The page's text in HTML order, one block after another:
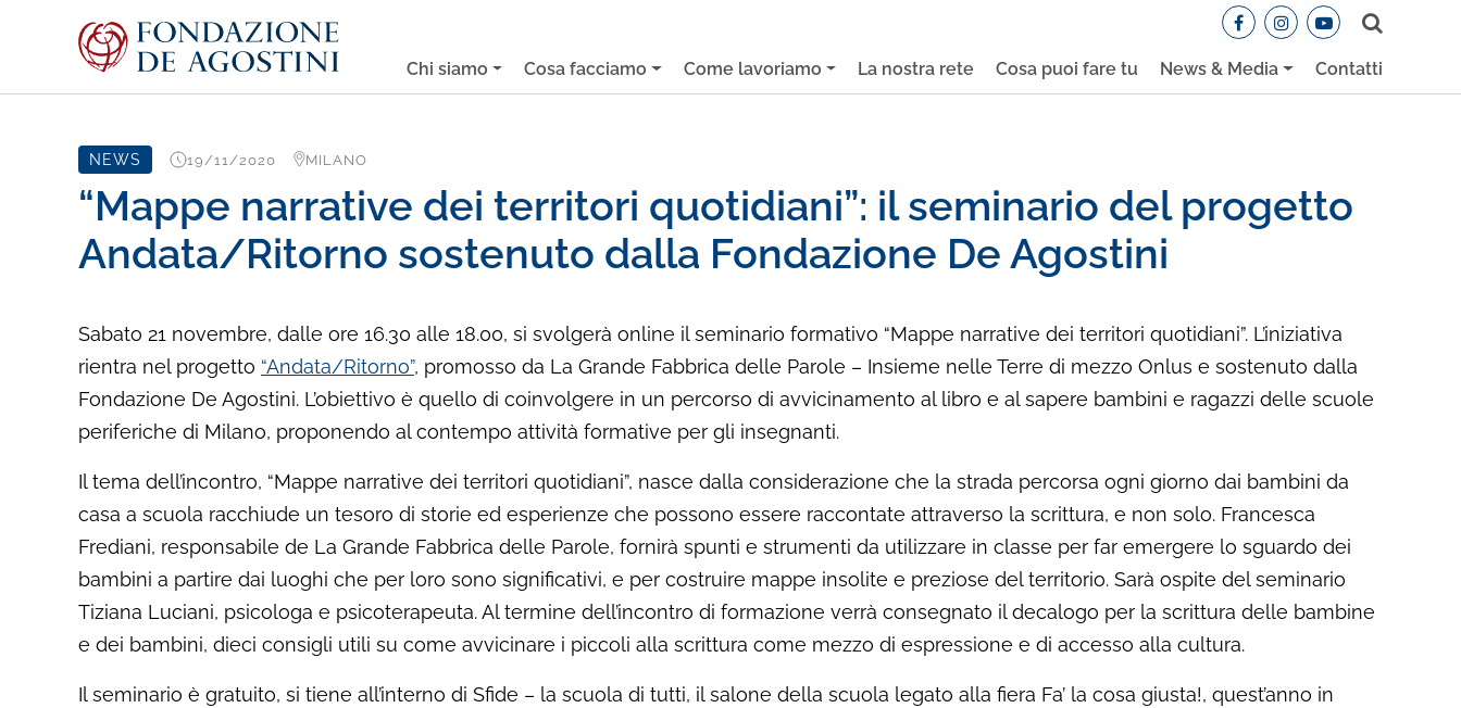
Cerca
Chi siamo Cosa facciamo Come lavoriamo La nostra rete Cosa puoi fare tu News & Media Contatti
NEWS 19/11/2020 MILANO
“Mappe narrative dei territori quotidiani”: il seminario del progetto
Andata/Ritorno sostenuto dalla Fondazione De Agostini
Sabato 21 novembre, dalle ore 16.30 alle 18.00, si svolgerà online il seminario formativo “Mappe narrative dei territori quotidiani”. L’iniziativa
rientra nel progetto “Andata/Ritorno”, promosso da La Grande Fabbrica delle Parole – Insieme nelle Terre di mezzo Onlus e sostenuto dalla
Fondazione De Agostini. L’obiettivo è quello di coinvolgere in un percorso di avvicinamento al libro e al sapere bambini e ragazzi delle scuole
periferiche di Milano, proponendo al contempo attività formative per gli insegnanti.
Il tema dell’incontro, “Mappe narrative dei territori quotidiani”, nasce dalla considerazione che la strada percorsa ogni giorno dai bambini da
casa a scuola racchiude un tesoro di storie ed esperienze che possono essere raccontate attraverso la scrittura, e non solo. Francesca
Frediani, responsabile de La Grande Fabbrica delle Parole, fornirà spunti e strumenti da utilizzare in classe per far emergere lo sguardo dei
bambini a partire dai luoghi che per loro sono significativi, e per costruire mappe insolite e preziose del territorio. Sarà ospite del seminario
Tiziana Luciani, psicologa e psicoterapeuta. Al termine dell’incontro di formazione verrà consegnato il decalogo per la scrittura delle bambine
e dei bambini, dieci consigli utili su come avvicinare i piccoli alla scrittura come mezzo di espressione e di accesso alla cultura.
Il seminario è gratuito, si tiene all’interno di Sfide – la scuola di tutti, il salone della scuola legato alla fiera Fa’ la cosa giusta!, quest’anno in